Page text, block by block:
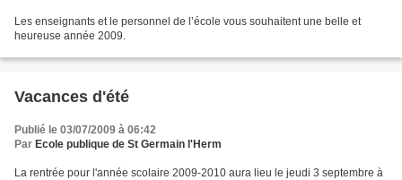
Les enseignants et le personnel de l’école vous souhaitent une belle et
heureuse année 2009.
Vacances d'été
Publié le 03/07/2009 à 06:42
Par Ecole publique de St Germain l'Herm
La rentrée pour l'année scolaire 2009-2010 aura lieu le jeudi 3 septembre à